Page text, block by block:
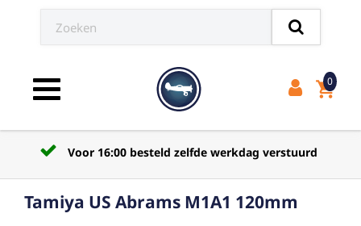
Toggle navigation shopping_cart
0
Voor 16:00 besteld zelfde werkdag verstuurd
Tamiya US Abrams M1A1 120mm